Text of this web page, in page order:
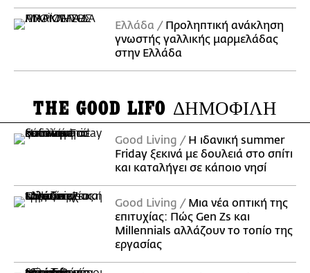
Ελλάδα
Προληπτική ανάκληση
γνωστής γαλλικής μαρμελάδας
στην Ελλάδα
THE GOOD LIFO ΔΗΜΟΦΙΛΗ
Good Living
Η ιδανική summer
Friday ξεκινά με δουλειά στο σπίτι
και καταλήγει σε κάποιο νησί
Good Living
Μια νέα οπτική της
επιτυχίας: Πώς Gen Zs και
Millennials αλλάζουν το τοπίο της
εργασίας